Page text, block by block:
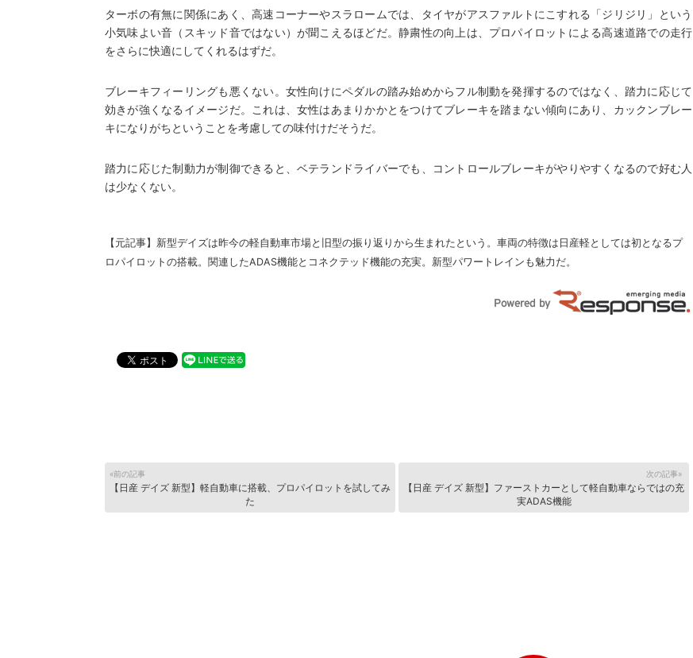
ターボの有無に関係にあく、高速コーナーやスラロームでは、タイヤがアスファルトにこすれる「ジリジリ」という
小気味よい音（スキッド音ではない）が聞こえるほどだ。静粛性の向上は、プロパイロットによる高速道路での走行
をさらに快適にしてくれるはずだ。
ブレーキフィーリングも悪くない。女性向けにペダルの踏み始めからフル制動を発揮するのではなく、踏力に応じて
効きが強くなるイメージだ。これは、女性はあまりかかとをつけてブレーキを踏まない傾向にあり、カックンブレー
キになりがちということを考慮しての味付けだそうだ。
踏力に応じた制動力が制御できると、ベテランドライバーでも、コントロールブレーキがやりやすくなるので好む人
は少なくない。
【元記事】 新型デイズは昨今の軽自動車市場と旧型の振り返りから生まれたという。車両の特徴は日産軽としては初となるプ
ロパイロットの搭載。関連したADAS機能とコネクテッド機能の充実。新型パワートレインも魅力だ。
«前の記事
【日産 デイズ 新型】軽自動車に搭載、プロパイロットを試してみ
た
次の記事»
【日産 デイズ 新型】ファーストカーとして軽自動車ならではの充
実ADAS機能